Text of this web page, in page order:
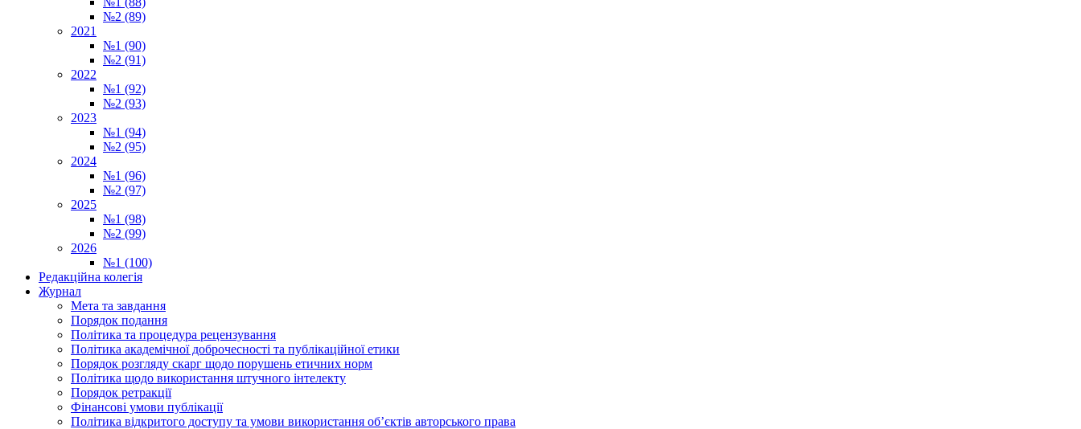
№2 (89)
2021
№1 (90)
№2 (91)
2022
№1 (92)
№2 (93)
2023
№1 (94)
№2 (95)
2024
№1 (96)
№2 (97)
2025
№1 (98)
№2 (99)
2026
№1 (100)
Редакційна колегія
Журнал
Мета та завдання
Порядок подання
Політика та процедура рецензування
Політика академічної доброчесності та публікаційної етики
Порядок розгляду скарг щодо порушень етичних норм
Політика щодо використання штучного інтелекту
Порядок ретракції
Фінансові умови публікації
Політика відкритого доступу та умови використання обʼєктів авторського права